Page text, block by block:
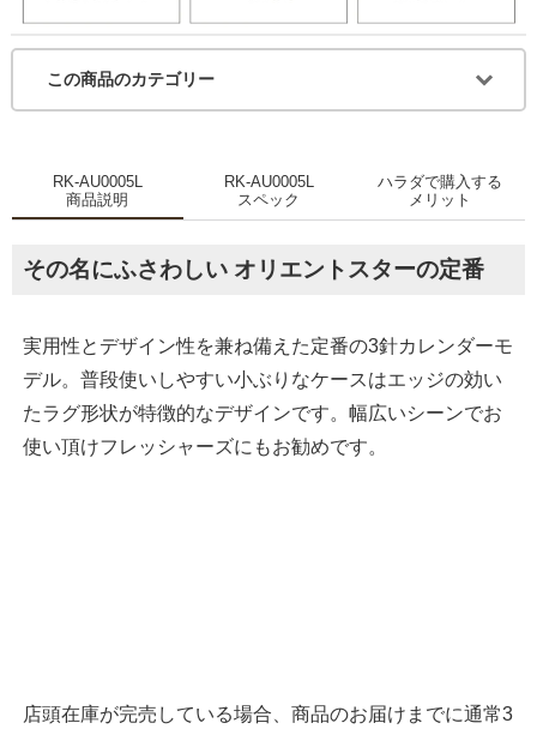
この商品のカテゴリー
RK-AU0005L
商品説明
RK-AU0005L
スペック
ハラダで購入する
メリット
その名にふさわしい オリエントスターの定番
実用性とデザイン性を兼ね備えた定番の3針カレンダーモ
デル。普段使いしやすい小ぶりなケースはエッジの効い
たラグ形状が特徴的なデザインです。幅広いシーンでお
使い頂けフレッシャーズにもお勧めです。
店頭在庫が完売している場合、商品のお届けまでに通常3